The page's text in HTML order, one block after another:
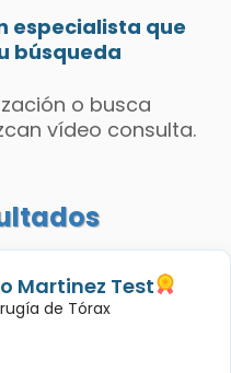
especialista que
búsqueda
o busca
vídeo consulta.
Martinez Test
de Tórax